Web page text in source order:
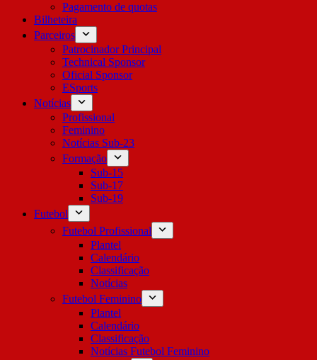
Pagamento de quotas
Bilheteira
Parceiros
Patrocinador Principal
Technical Sponsor
Oficial Sponsor
ESports
Notícias
Profissional
Feminino
Notícias Sub-23
Formação
Sub-15
Sub-17
Sub-19
Futebol
Futebol Profissional
Plantel
Calendário
Classificação
Notícias
Futebol Feminino
Plantel
Calendário
Classificação
Notícias Futebol Feminino